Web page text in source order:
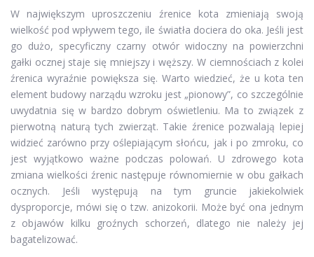
W największym uproszczeniu źrenice kota zmieniają swoją
wielkość pod wpływem tego, ile światła dociera do oka. Jeśli jest
go dużo, specyficzny czarny otwór widoczny na powierzchni
gałki ocznej staje się mniejszy i węższy. W ciemnościach z kolei
źrenica wyraźnie powiększa się. Warto wiedzieć, że u kota ten
element budowy narządu wzroku jest „pionowy”, co szczególnie
uwydatnia się w bardzo dobrym oświetleniu. Ma to związek z
pierwotną naturą tych zwierząt. Takie źrenice pozwalają lepiej
widzieć zarówno przy oślepiającym słońcu, jak i po zmroku, co
jest wyjątkowo ważne podczas polowań. U zdrowego kota
zmiana wielkości źrenic następuje równomiernie w obu gałkach
ocznych. Jeśli występują na tym gruncie jakiekolwiek
dysproporcje, mówi się o tzw. anizokorii. Może być ona jednym
z objawów kilku groźnych schorzeń, dlatego nie należy jej
bagatelizować.